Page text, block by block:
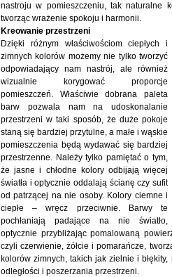
nastroju w pomieszczeniu, tak naturalne
tworząc wrażenie spokoju i harmonii.
Kreowanie przestrzeni
Dzięki różnym właściwościom ciepłych i
zimnych kolorów możemy nie tylko tworzyć
odpowiadający nam nastrój, ale również
wizualnie korygować proporcje
pomieszczeń. Właściwie dobrana paleta
barw pozwala nam na udoskonalanie
przestrzeni w taki sposób, że duże pokoje
staną się bardziej przytulne, a małe i wąskie
pomieszczenia będą wydawać się bardziej
przestrzenne. Należy tylko pamiętać o tym,
że jasne i chłodne kolory odbijają więcej
światła i optycznie oddalają ścianę czy sufit
od patrzącej na nie osoby. Kolory ciemne i
ciepłe – wręcz przeciwnie. Barwy te
pochłaniają padające na nie światło,
optycznie przybliżając pomalowaną
czyli czerwienie, żółcie i pomarańcze,
kolorów zimnych, takich jak zielnie i
odległości i poszerzania przestrzeni.